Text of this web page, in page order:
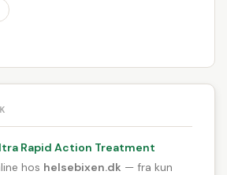
Rapid Action Treatment
hos helsebixen.dk — fra kun